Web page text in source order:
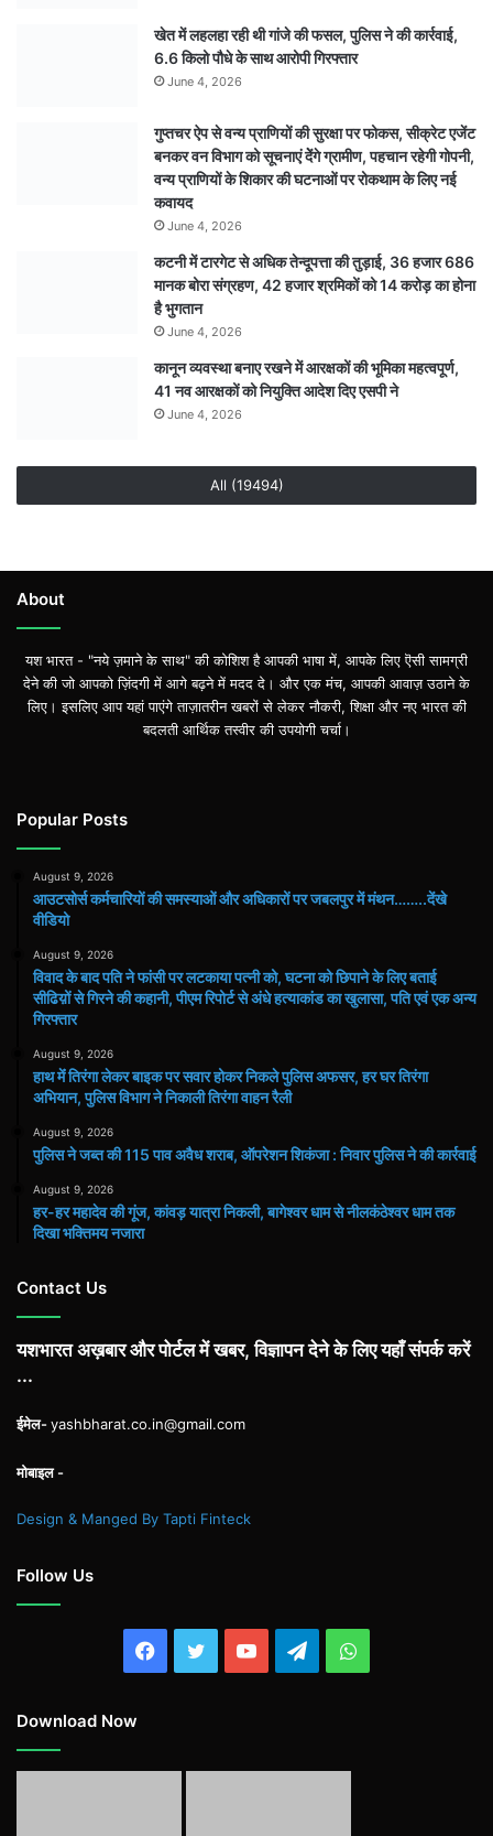
खेत में लहलहा रही थी गांजे की फसल, पुलिस ने की कार्रवाई,
6.6 किलो पौधे के साथ आरोपी गिरफ्तार
June 4, 2026
गुप्तचर ऐप से वन्य प्राणियों की सुरक्षा पर फोकस, सीक्रेट एजेंट
बनकर वन विभाग को सूचनाएं देेंगे ग्रामीण, पहचान रहेगी गोपनी,
वन्य प्राणियों के शिकार की घटनाओं पर रोकथाम के लिए नई
कवायद
June 4, 2026
कटनी में टारगेट से अधिक तेन्दूपत्ता की तुड़ाई, 36 हजार 686
मानक बोरा संग्रहण, 42 हजार श्रमिकों को 14 करोड़ का होना
है भुगतान
June 4, 2026
कानून व्यवस्था बनाए रखने में आरक्षकों की भूमिका महत्वपूर्ण,
41 नव आरक्षकों को नियुक्ति आदेश दिए एसपी ने
June 4, 2026
All (19494)
About
यश भारत - "नये ज़माने के साथ" की कोशिश है आपकी भाषा में, आपके लिए ऎसी सामग्री
देने की जो आपको ज़िंदगी में आगे बढ़ने में मदद दे। और एक मंच, आपकी आवाज़ उठाने के
लिए। इसलिए आप यहां पाएंगे ताज़ातरीन खबरों से लेकर नौकरी, शिक्षा और नए भारत की
बदलती आर्थिक तस्वीर की उपयोगी चर्चा।
Popular Posts
August 9, 2026
आउटसोर्स कर्मचारियों की समस्याओं और अधिकारों पर जबलपुर में मंथन……..देंखे
वीडियो
August 9, 2026
विवाद के बाद पति ने फांसी पर लटकाया पत्नी को, घटना को छिपाने के लिए बताई
सीढिय़ों से गिरने की कहानी, पीएम रिपोर्ट से अंधे हत्याकांड का खुलासा, पति एवं एक अन्य
गिरफ्तार
August 9, 2026
हाथ मेंं तिरंगा लेकर बाइक पर सवार होकर निकले पुलिस अफसर, हर घर तिरंगा
अभियान, पुलिस विभाग ने निकाली तिरंगा वाहन रैली
August 9, 2026
पुलिस ने जब्त की 115 पाव अवैध शराब, ऑपरेशन शिकंजा : निवार पुलिस ने की कार्रवाई
August 9, 2026
हर-हर महादेव की गूंज, कांवड़ यात्रा निकली, बागेश्वर धाम से नीलकंठेश्वर धाम तक
दिखा भक्तिमय नजारा
Contact Us
यशभारत अख़बार और पोर्टल में खबर, विज्ञापन देने के लिए यहाँ संपर्क करें
...
ईमेल-yashbharat.co.in@gmail.com
मोबाइल -
Design & Manged By Tapti Finteck
Follow Us
Facebook
TwitterYouTubeTelegramWhatsApp
Download Now